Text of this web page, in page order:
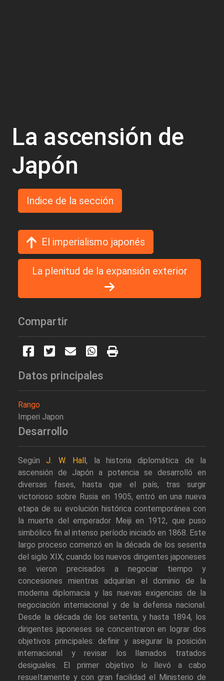
La ascensión de
Japón
Indice de la sección
El imperialismo japonés
La plenitud de la expansión exterior
Compartir
Datos principales
Rango
Imperi Japon
Desarrollo
SegúnJ. W. Hall, la historia diplomática de la
ascensión de Japón a potencia se desarrolló en
diversas fases, hasta que el país, tras surgir
victorioso sobre Rusia en 1905, entró en una nueva
etapa de su evolución histórica contemporánea con
la muerte del emperador Meiji en 1912, que puso
simbólico fin al intenso período iniciado en 1868. Este
largo proceso comenzó en la década de los sesenta
del siglo XIX, cuando los nuevos dirigentes japoneses
se vieron precisados a negociar tiempo y
concesiones mientras adquirían el dominio de la
moderna diplomacia y las nuevas exigencias de la
negociación internacional y de la defensa nacional.
Desde la década de los setenta, y hasta 1894, los
dirigentes japoneses se concentraron en lograr dos
objetivos principales: definir y asegurar la posición
internacional y revisar los llamados tratados
desiguales. El primer objetivo lo llevó a cabo
resueltamente y con gran facilidad el Ministerio de